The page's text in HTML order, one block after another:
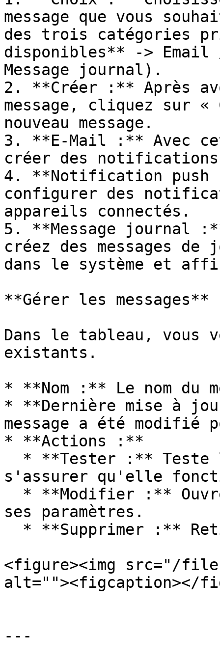
message que vous
des trois catégories
disponibles** ->
Message journal).
2. **Créer :** Après
message, cliquez sur
nouveau message.
3. **E-Mail :** Avec
créer des
4. **Notification push
configurer des
appareils connectés.
5. **Message journal
créez des messages
dans le système et
**Gérer les messages**
Dans le tableau, vous
existants.
* **Nom :** Le nom du
* **Dernière mise à
message a été
* **Actions :**
s'assurer qu'elle
ses paramètres.
<figure><img src="/
alt=""><figcaption></
---